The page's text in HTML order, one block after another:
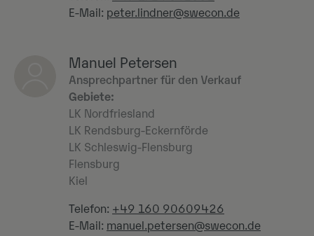
E-Mail: peter.lindner@swecon.de
Manuel Petersen
Ansprechpartner für den Verkauf
Gebiete:
LK Nordfriesland
LK Rendsburg-Eckernförde
LK Schleswig-Flensburg
Flensburg
Kiel
Telefon: +49 160 90609426
E-Mail: manuel.petersen@swecon.de